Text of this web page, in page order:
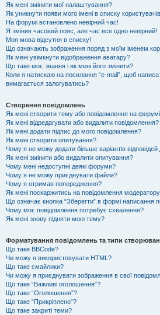
Як мені змінити мої налаштування?
Як уникнути появи мого імені в списку
На форумі встановлено невірний час!
Я змінив часовий пояс, але час все одно невірний!
Моя мова відсутня в списку!
Що означають зображення поряд з моїм іменем
Як мені увімкнути відображення аватару?
Що таке моє звання і як мені його змінити?
Коли я натискаю на посилання “e-mail”, щоб
вимагається залогуватись?
Створення повідомлень
Як мені створити тему або повідомлення на
Як мені відредагувати або видалити повідомлення?
Як мені додати підпис до мого повідомлення?
Як мені створити опитування?
Чому я не можу додати більше варіантів
Як мені змінити або видалити опитування?
Чому мені недоступні деякі форуми?
Чому я не можу приєднувати файли?
Чому я отримав попередження?
Як мені поскаржитись на повідомлення
Що означає кнопка “Зберегти” в формі написання
Чому моє повідомлення потребує схвалення?
Як мені знову підняти мою тему?
Форматування повідомлень та типи
Що таке BBCode?
Чи можу я використовувати HTML?
Що таке смайлики?
Чи можу я приєднувати зображення в свої
Що таке “Важливі оголошення”?
Що таке “Оголошення”?
Що таке “Прикріплено”?
Що таке закриті теми?